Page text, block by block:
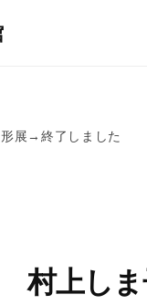
展→終了しました
村上し